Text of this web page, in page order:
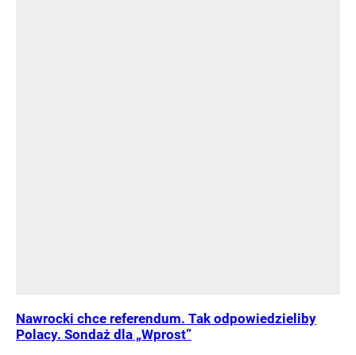
Nawrocki chce referendum. Tak odpowiedzieliby
Polacy. Sondaż dla „Wprost”